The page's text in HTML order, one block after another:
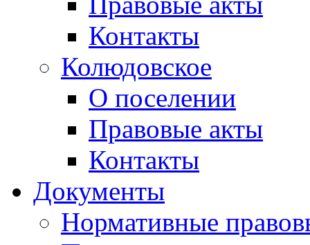
Контакты
Колюдовское
О поселении
Правовые акты
Контакты
Документы
Нормативные